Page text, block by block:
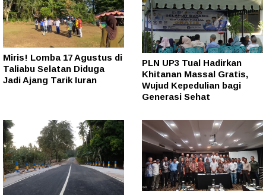
Miris! Lomba 17 Agustus di
Taliabu Selatan Diduga
Jadi Ajang Tarik Iuran
PLN UP3 Tual Hadirkan
Khitanan Massal Gratis,
Wujud Kepedulian bagi
Generasi Sehat